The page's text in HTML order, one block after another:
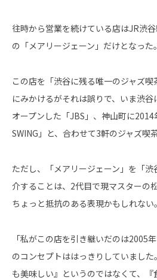
往時から営業を続けている店はJR渋
の「メアリージェーン」だけとなった。
この店を「渋谷に残る唯一のジャズ
にみかけるがそれは誤りで、いま渋
オープンした「JBS」、神山町に
SWING」と、合わせて3軒のジャズ喫
ただし、「メアリージェーン」を「
介することは、2代目で現マスターの
ちょっと抵抗のある表現かもしれない。
「私がこの店を引き継いだのは2005
のコンセプトははっきりしていまし
も美味しい』というのではなくて、